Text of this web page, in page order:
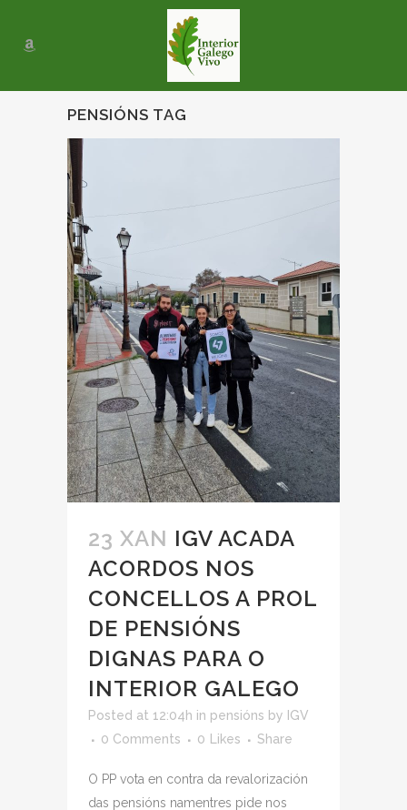
PENSIÓNS TAG
23 XAN IGV ACADA
ACORDOS NOS
CONCELLOS A PROL
DE PENSIÓNS
DIGNAS PARA O
INTERIOR GALEGO
Posted at 12:04h in pensións by IGV
0 Comments
0 Likes Share
O PP vota en contra da revalorización
das pensións namentres pide nos